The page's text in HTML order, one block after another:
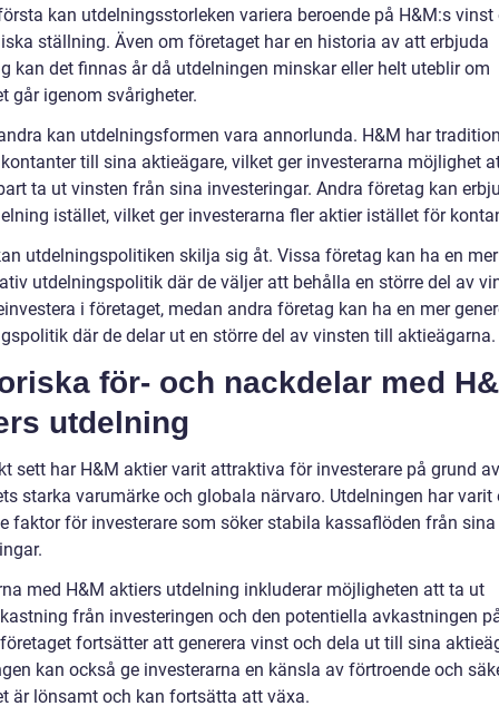
kan utdelningsstorleken variera beroende på H&M:s vinst
ställning. Även om företaget har en historia av att erbjuda
kan det finnas år då utdelningen minskar eller helt uteblir om
går igenom svårigheter.
kan utdelningsformen vara annorlunda. H&M har
till sina aktieägare, vilket ger investerarna möjlighet
ta ut vinsten från sina investeringar. Andra företag kan
istället, vilket ger investerarna fler aktier istället för
utdelningspolitiken skilja sig åt. Vissa företag kan ha en mer
utdelningspolitik där de väljer att behålla en större del av
i företaget, medan andra företag kan ha en mer
där de delar ut en större del av vinsten till aktieägarna.
för- och nackdelar med
utdelning
sett har H&M aktier varit attraktiva för investerare på grund av
starka varumärke och globala närvaro. Utdelningen har varit
faktor för investerare som söker stabila kassaflöden från sina
med H&M aktiers utdelning inkluderar möjligheten att ta ut
från investeringen och den potentiella avkastningen
fortsätter att generera vinst och dela ut till sina
kan också ge investerarna en känsla av förtroende och
är lönsamt och kan fortsätta att växa.